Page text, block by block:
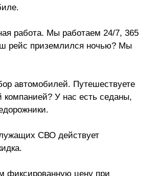
работа. Мы работаем 24/7, 365
рейс приземлился ночью? Мы
автомобилей. Путешествуете
компанией? У нас есть седаны,
СВО действует
фиксированную цену при